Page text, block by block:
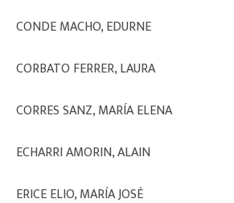
CONDE MACHO, EDURNE
CORBATO FERRER, LAURA
CORRES SANZ, MARÍA ELENA
ECHARRI AMORIN, ALAIN
ERICE ELIO, MARÍA JOSÉ